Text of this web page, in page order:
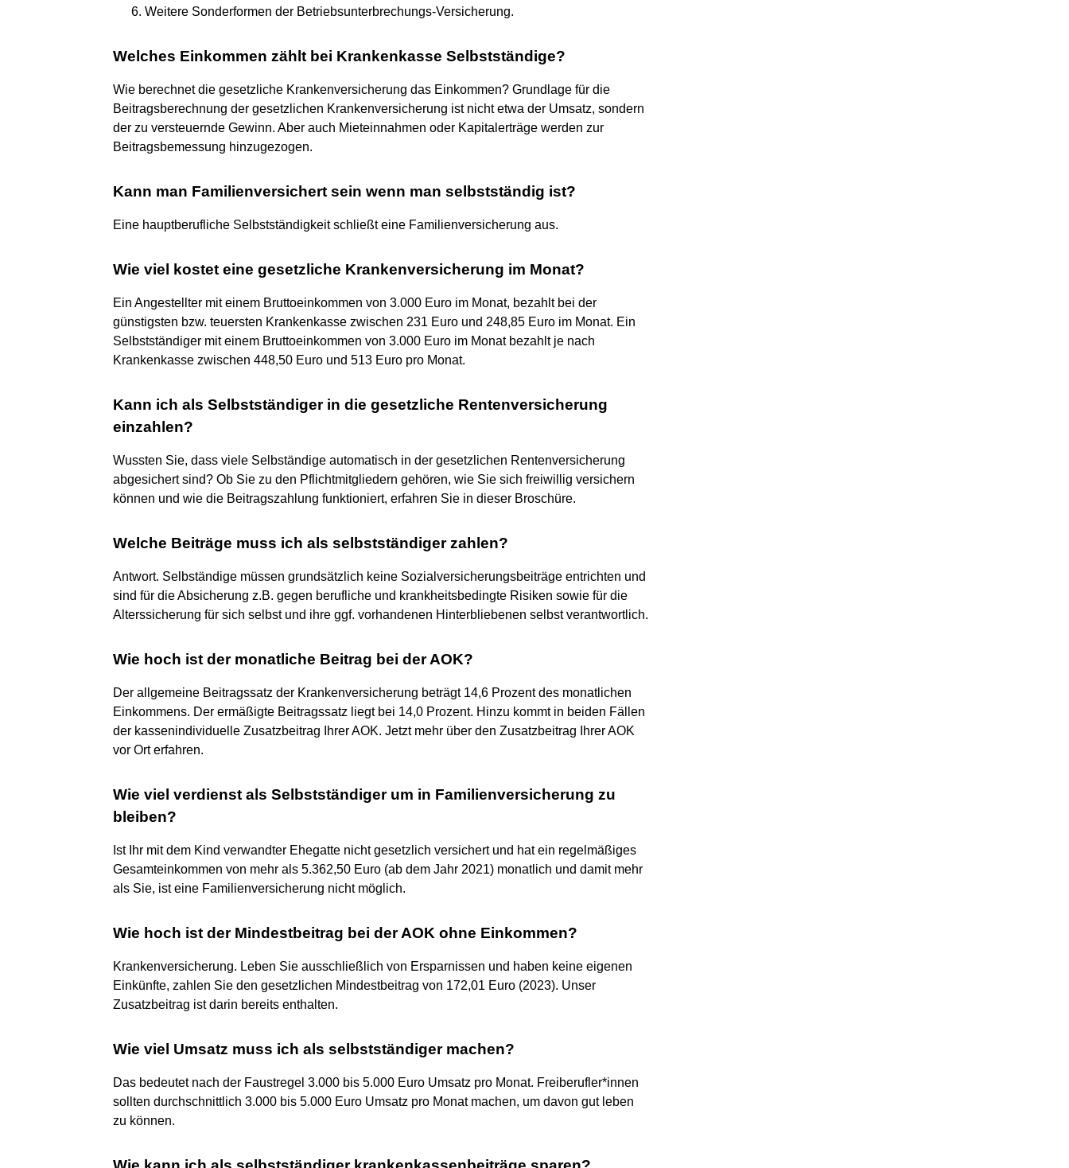
Weitere Sonderformen der Betriebsunterbrechungs-Versicherung.
Welches Einkommen zählt bei Krankenkasse Selbstständige?
Wie berechnet die gesetzliche Krankenversicherung das Einkommen? Grundlage für die
Beitragsberechnung der gesetzlichen Krankenversicherung ist nicht etwa der Umsatz, sondern
der zu versteuernde Gewinn. Aber auch Mieteinnahmen oder Kapitalerträge werden zur
Beitragsbemessung hinzugezogen.
Kann man Familienversichert sein wenn man selbstständig ist?
Eine hauptberufliche Selbstständigkeit schließt eine Familienversicherung aus.
Wie viel kostet eine gesetzliche Krankenversicherung im Monat?
Ein Angestellter mit einem Bruttoeinkommen von 3.000 Euro im Monat, bezahlt bei der
günstigsten bzw. teuersten Krankenkasse zwischen 231 Euro und 248,85 Euro im Monat. Ein
Selbstständiger mit einem Bruttoeinkommen von 3.000 Euro im Monat bezahlt je nach
Krankenkasse zwischen 448,50 Euro und 513 Euro pro Monat.
Kann ich als Selbstständiger in die gesetzliche Rentenversicherung
einzahlen?
Wussten Sie, dass viele Selbständige automatisch in der gesetzlichen Rentenversicherung
abgesichert sind? Ob Sie zu den Pflichtmitgliedern gehören, wie Sie sich freiwillig versichern
können und wie die Beitragszahlung funktioniert, erfahren Sie in dieser Broschüre.
Welche Beiträge muss ich als selbstständiger zahlen?
Antwort. Selbständige müssen grundsätzlich keine Sozialversicherungsbeiträge entrichten und
sind für die Absicherung z.B. gegen berufliche und krankheitsbedingte Risiken sowie für die
Alterssicherung für sich selbst und ihre ggf. vorhandenen Hinterbliebenen selbst verantwortlich.
Wie hoch ist der monatliche Beitrag bei der AOK?
Der allgemeine Beitragssatz der Krankenversicherung beträgt 14,6 Prozent des monatlichen
Einkommens. Der ermäßigte Beitragssatz liegt bei 14,0 Prozent. Hinzu kommt in beiden Fällen
der kassenindividuelle Zusatzbeitrag Ihrer AOK. Jetzt mehr über den Zusatzbeitrag Ihrer AOK
vor Ort erfahren.
Wie viel verdienst als Selbstständiger um in Familienversicherung zu
bleiben?
Ist Ihr mit dem Kind verwandter Ehegatte nicht gesetzlich versichert und hat ein regelmäßiges
Gesamteinkommen von mehr als 5.362,50 Euro (ab dem Jahr 2021) monatlich und damit mehr
als Sie, ist eine Familienversicherung nicht möglich.
Wie hoch ist der Mindestbeitrag bei der AOK ohne Einkommen?
Krankenversicherung. Leben Sie ausschließlich von Ersparnissen und haben keine eigenen
Einkünfte, zahlen Sie den gesetzlichen Mindestbeitrag von 172,01 Euro (2023). Unser
Zusatzbeitrag ist darin bereits enthalten.
Wie viel Umsatz muss ich als selbstständiger machen?
Das bedeutet nach der Faustregel 3.000 bis 5.000 Euro Umsatz pro Monat. Freiberufler*innen
sollten durchschnittlich 3.000 bis 5.000 Euro Umsatz pro Monat machen, um davon gut leben
zu können.